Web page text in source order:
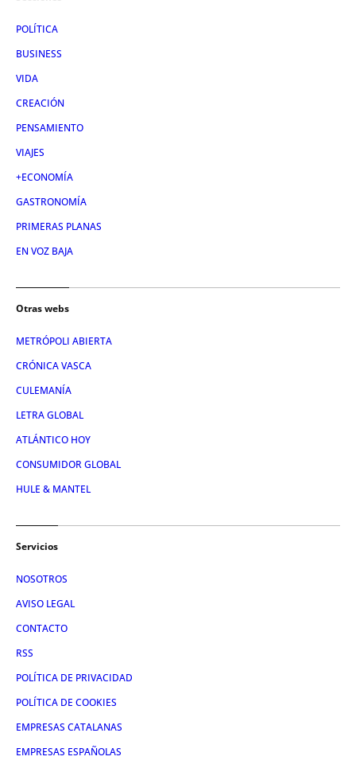
POLÍTICA
BUSINESS
VIDA
CREACIÓN
PENSAMIENTO
VIAJES
+ECONOMÍA
GASTRONOMÍA
PRIMERAS PLANAS
EN VOZ BAJA
Otras webs
METRÓPOLI ABIERTA
CRÓNICA VASCA
CULEMANÍA
LETRA GLOBAL
ATLÁNTICO HOY
CONSUMIDOR GLOBAL
HULE & MANTEL
Servicios
NOSOTROS
AVISO LEGAL
CONTACTO
RSS
POLÍTICA DE PRIVACIDAD
POLÍTICA DE COOKIES
EMPRESAS CATALANAS
EMPRESAS ESPAÑOLAS